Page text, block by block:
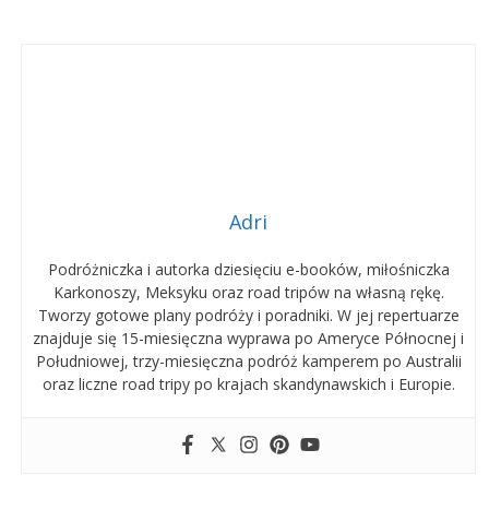
Adri
Podróżniczka i autorka dziesięciu e-booków, miłośniczka
Karkonoszy, Meksyku oraz road tripów na własną rękę.
Tworzy gotowe plany podróży i poradniki. W jej repertuarze
znajduje się 15-miesięczna wyprawa po Ameryce Północnej i
Południowej, trzy-miesięczna podróż kamperem po Australii
oraz liczne road tripy po krajach skandynawskich i Europie.